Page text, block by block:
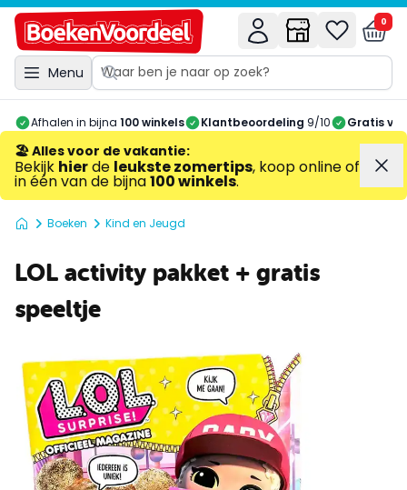
Menu
0
Afhalen in bijna 100 winkels Klantbeoordeling 9/10 Gratis
🏖️ Alles voor de vakantie:
Bekijk hierde leukste zomertips, koop online of
in één van de bijna100 winkels.
Boeken Kind en Jeugd
LOL activity pakket + gratis
speeltje